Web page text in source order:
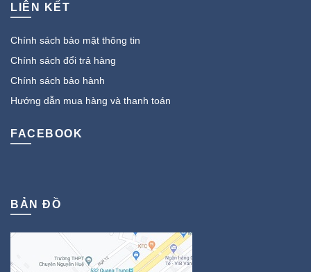
LIÊN KẾT
Chính sách bảo mật thông tin
Chính sách đổi trả hàng
Chính sách bảo hành
Hướng dẫn mua hàng và thanh toán
FACEBOOK
BẢN ĐỒ